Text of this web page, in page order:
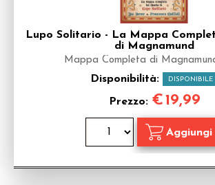
Lupo Solitario - La Mappa
di Magnamund
Mappa Completa di
Disponibilità: DISPONIBILE
Prezzo: €19,99